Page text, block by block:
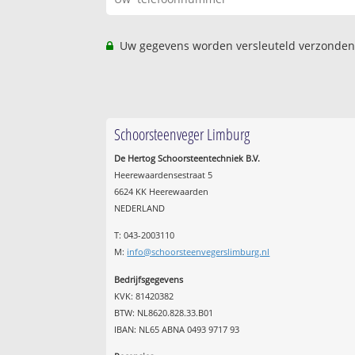
Uw gegevens worden versleuteld
Schoorsteenveger Limburg
De Hertog Schoorsteentechniek B.V.
Heerewaardensestraat 5
6624 KK Heerewaarden
NEDERLAND
T: 043-2003110
M: info@schoorsteenvegerslimburg.nl
Bedrijfsgegevens
KVK: 81420382
BTW: NL8620.828.33.B01
IBAN: NL65 ABNA 0493 9717 93